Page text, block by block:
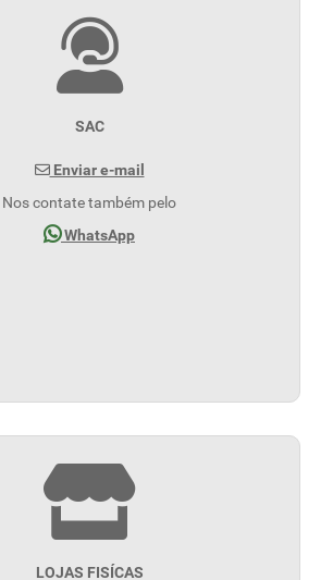
SAC
Enviar e-mail
Nos contate também pelo
WhatsApp
LOJAS FISÍCAS